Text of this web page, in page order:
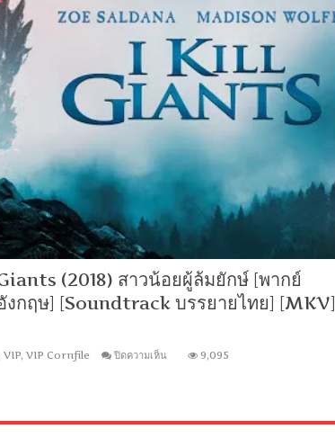
(2018) สาวน้อยผู้ล้มยักษ์ [พากย์
งกฤษ] [Soundtrack บรรยายไทย] [MKV]
VIP, VIP Cornfile ปิดความเห็นบน
Kill
9,095